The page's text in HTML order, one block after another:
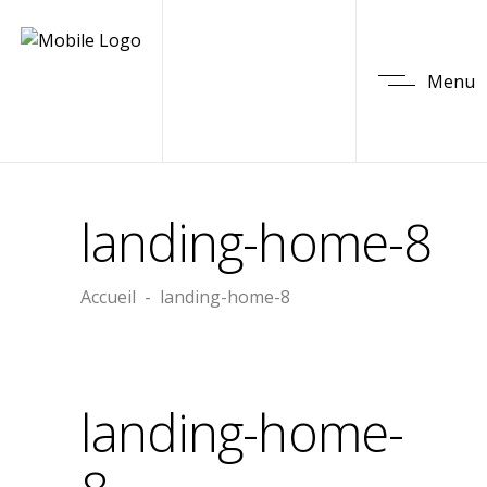
Menu
landing-home-8
Accueil - landing-home-8
landing-home-